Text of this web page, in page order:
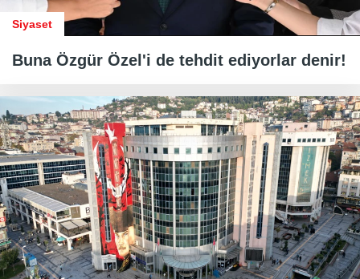
Siyaset
Buna Özgür Özel'i de tehdit ediyorlar denir!